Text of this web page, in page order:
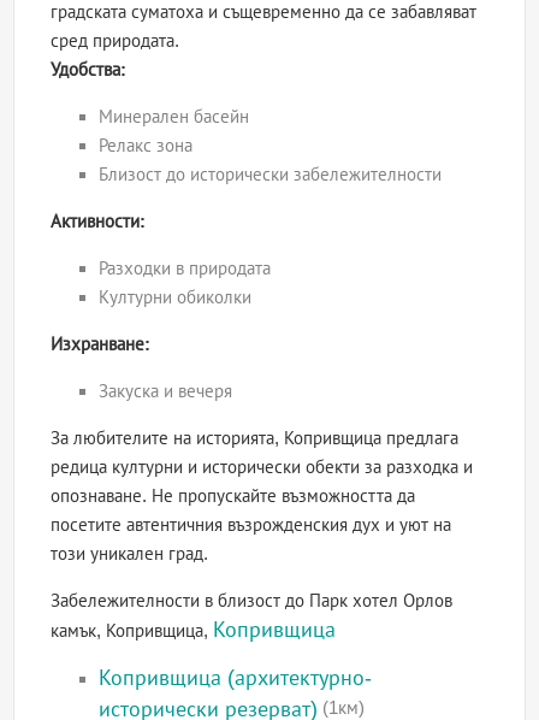
градската суматоха и същевременно да се забавляват
сред природата.
Удобства:
Минерален басейн
Релакс зона
Близост до исторически забележителности
Активности:
Разходки в природата
Културни обиколки
Изхранване:
Закуска и вечеря
За любителите на историята, Копривщица предлага
редица културни и исторически обекти за разходка и
опознаване. Не пропускайте възможността да
посетите автентичния възрожденския дух и уют на
този уникален град.
Забележителности в близост до Парк хотел Орлов
камък, Копривщица, Копривщица
Копривщица (архитектурно-
исторически резерват) (1км)